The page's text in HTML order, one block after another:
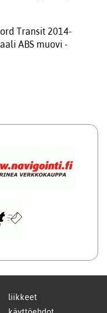
Transit 2014-
ABS muovi -
liikkeet